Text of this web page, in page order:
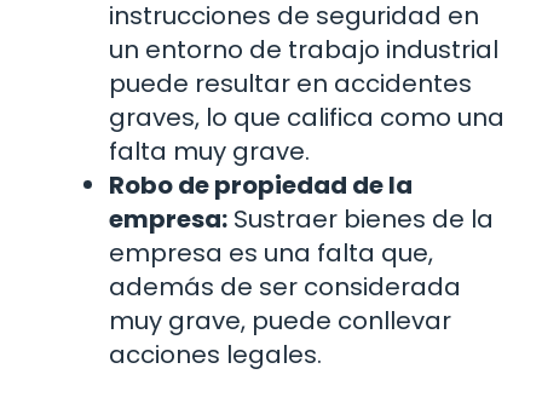
instrucciones de seguridad en
un entorno de trabajo industrial
puede resultar en accidentes
graves, lo que califica como una
falta muy grave.
Robo de propiedad de la
empresa: Sustraer bienes de la
empresa es una falta que,
además de ser considerada
muy grave, puede conllevar
acciones legales.